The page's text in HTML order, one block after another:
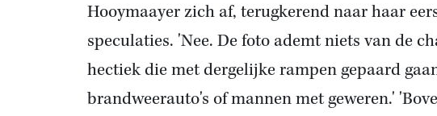
Hooymaayer zich af, terugkerend naar haar
speculaties. 'Nee. De foto ademt niets van de
hectiek die met dergelijke rampen gepaard
brandweerauto's of mannen met geweren.'